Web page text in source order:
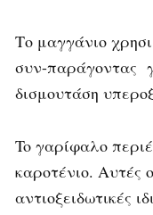
Το μαγγάνιο
συν-παράγοντας
δισμουτάση
To γαρίφαλο
καροτένιο. Αυτές
αντιοξειδωτικές